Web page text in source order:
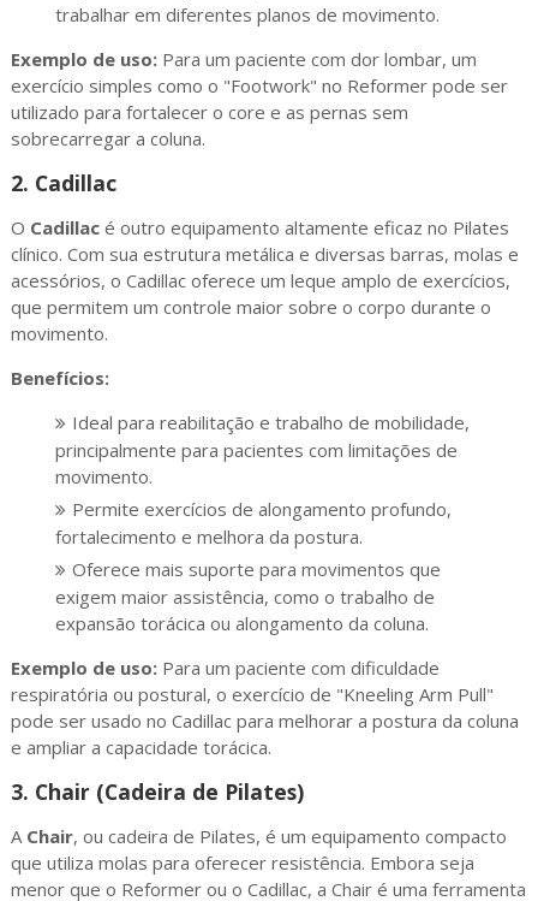
trabalhar em diferentes planos de movimento.
Exemplo de uso:Para um paciente com dor lombar, um
exercício simples como o "Footwork" no Reformer pode ser
utilizado para fortalecer o core e as pernas sem
sobrecarregar a coluna.
2. Cadillac
O Cadillacé outro equipamento altamente eficaz no Pilates
clínico. Com sua estrutura metálica e diversas barras, molas e
acessórios, o Cadillac oferece um leque amplo de exercícios,
que permitem um controle maior sobre o corpo durante o
movimento.
Benefícios:
Ideal para reabilitação e trabalho de mobilidade,
principalmente para pacientes com limitações de
movimento.
Permite exercícios de alongamento profundo,
fortalecimento e melhora da postura.
Oferece mais suporte para movimentos que
exigem maior assistência, como o trabalho de
expansão torácica ou alongamento da coluna.
Exemplo de uso:Para um paciente com dificuldade
respiratória ou postural, o exercício de "Kneeling Arm Pull"
pode ser usado no Cadillac para melhorar a postura da coluna
e ampliar a capacidade torácica.
3. Chair (Cadeira de Pilates)
A Chair, ou cadeira de Pilates, é um equipamento compacto
que utiliza molas para oferecer resistência. Embora seja
menor que o Reformer ou o Cadillac, a Chair é uma ferramenta